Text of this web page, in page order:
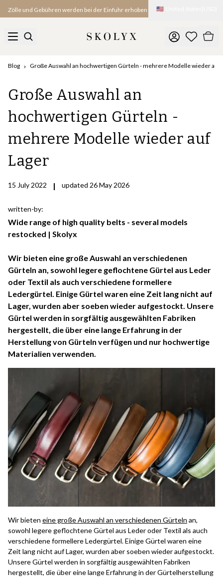
Zölle und Gebühren werden bei der Einfuhr erhoben 🇺🇸
Blog Große Auswahl an hochwertigen Gürteln - mehrere Modelle wieder auf
Große Auswahl an
hochwertigen Gürteln -
mehrere Modelle wieder auf
Lager
15 July 2022 | updated 26 May 2026
written-by:
Wide range of high quality belts - several models
restocked | Skolyx
Wir bieten eine große Auswahl an verschiedenen
Gürteln an, sowohl legere geflochtene Gürtel aus Leder
oder Textil als auch verschiedene formellere
Ledergürtel. Einige Gürtel waren eine Zeit lang nicht auf
Lager, wurden aber soeben wieder aufgestockt. Unsere
Gürtel werden in sorgfältig ausgewählten Fabriken
hergestellt, die über eine lange Erfahrung in der
Herstellung von Gürteln verfügen und nur hochwertige
Materialien verwenden.
Wir bieten eine große Auswahl an verschiedenen Gürteln an,
sowohl legere geflochtene Gürtel aus Leder oder Textil als auch
verschiedene formellere Ledergürtel. Einige Gürtel waren eine
Zeit lang nicht auf Lager, wurden aber soeben wieder aufgestockt.
Unsere Gürtel werden in sorgfältig ausgewählten Fabriken
hergestellt, die über eine lange Erfahrung in der Gürtelherstellung